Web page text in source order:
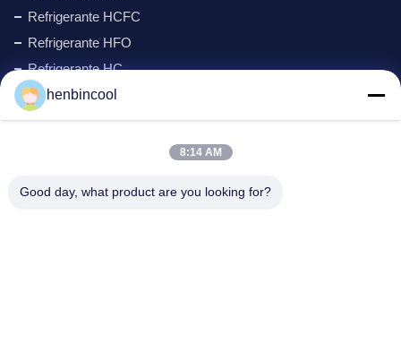
Refrigerante HCFC
Refrigerante HFO
Refrigerante HC
Ciclopentano refrigerante
Gás MAPP
Agente de formação de espuma
peças de refrigeração
henbincool
8:14 AM
Good day, what product are you looking for?